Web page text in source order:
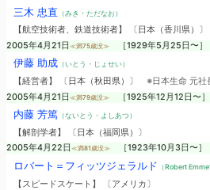
三木 忠直 （みき・ただなお）
【航空技術者、鉄道技術者】 〔日本（香川県）〕
2005年4月21日 ≪満75歳没≫ ［1929年5月25日〜］
伊藤 助成（いとう・じょせい）
【経営者】 〔日本（秋田県）〕 ※日本生命 元社
2005年4月21日 ≪満79歳没≫ ［1925年12月12日〜］
内藤 芳篤（ないとう・よしあつ）
【解剖学者】 〔日本（福岡県）〕
2005年4月22日 ≪満81歳没≫ ［1923年10月3日〜］
ロバート＝フィッツジェラルド （Robert
【スピードスケート】 〔アメリカ〕